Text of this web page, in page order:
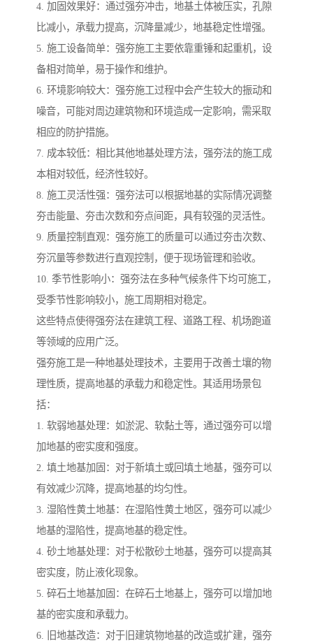
4. 加固效果好：通过强夯冲击，地基土体被压实，孔隙
比减小，承载力提高，沉降量减少，地基稳定性增强。
5. 施工设备简单：强夯施工主要依靠重锤和起重机，设
备相对简单，易于操作和维护。
6. 环境影响较大：强夯施工过程中会产生较大的振动和
噪音，可能对周边建筑物和环境造成一定影响，需采取
相应的防护措施。
7. 成本较低：相比其他地基处理方法，强夯法的施工成
本相对较低，经济性较好。
8. 施工灵活性强：强夯法可以根据地基的实际情况调整
夯击能量、夯击次数和夯点间距，具有较强的灵活性。
9. 质量控制直观：强夯施工的质量可以通过夯击次数、
夯沉量等参数进行直观控制，便于现场管理和验收。
10. 季节性影响小：强夯法在多种气候条件下均可施工，
受季节性影响较小，施工周期相对稳定。
这些特点使得强夯法在建筑工程、道路工程、机场跑道
等领域的应用广泛。
强夯施工是一种地基处理技术，主要用于改善土壤的物
理性质，提高地基的承载力和稳定性。其适用场景包
括：
1. 软弱地基处理：如淤泥、软黏土等，通过强夯可以增
加地基的密实度和强度。
2. 填土地基加固：对于新填土或回填土地基，强夯可以
有效减少沉降，提高地基的均匀性。
3. 湿陷性黄土地基：在湿陷性黄土地区，强夯可以减少
地基的湿陷性，提高地基的稳定性。
4. 砂土地基处理：对于松散砂土地基，强夯可以提高其
密实度，防止液化现象。
5. 碎石土地基加固：在碎石土地基上，强夯可以增加地
基的密实度和承载力。
6. 旧地基改造：对于旧建筑物地基的改造或扩建，强夯